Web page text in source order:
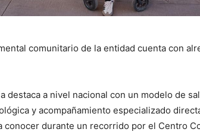
comunitario de la entidad cuenta con
destaca a nivel nacional con un modelo de
y acompañamiento especializado
conocer durante un recorrido por el Centro